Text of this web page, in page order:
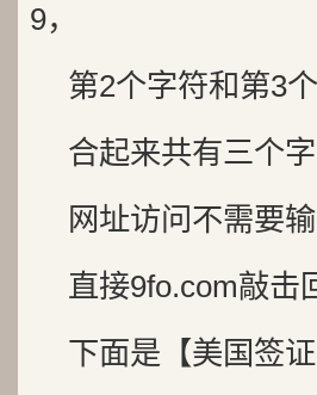
9，
第2个字符和第3
合起来共有三个
网址访问不需要输
直接9fo.com敲击
下面是【美国签